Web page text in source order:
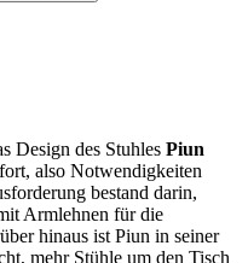
Design des Stuhles Piun
also Notwendigkeiten
bestand darin,
Armlehnen für die
hinaus ist Piun in seiner
mehr Stühle um den Tisch